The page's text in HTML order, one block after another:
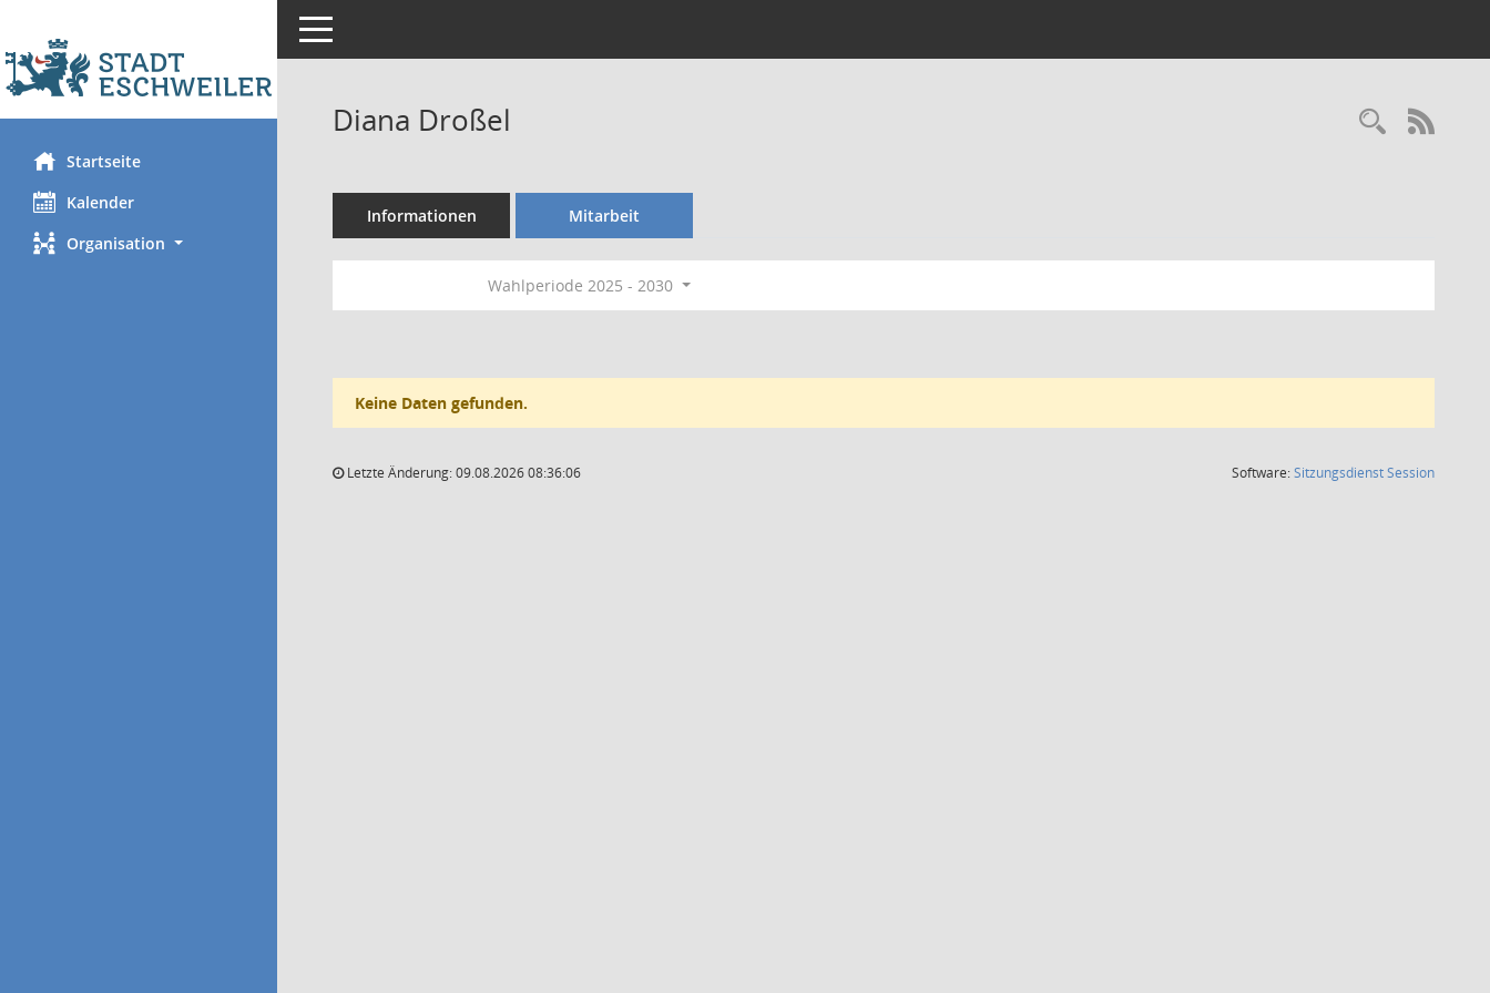
Startseite
Kalender
Organisation
Toggle navigation
Diana Droßel
Informationen Mitarbeit
Wahlperiode 2025 - 2030
Keine Daten gefunden.
Letzte Änderung: 09.08.2026 08:36:06 Software:SitzungsdienstSession(Wird in